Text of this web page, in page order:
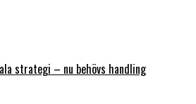
strategi – nu behövs handling